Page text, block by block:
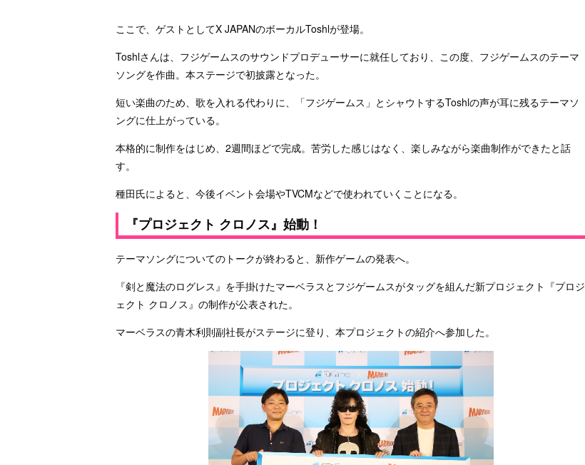
ここで、ゲストとしてX JAPANのボーカルToshlが登場。
Toshlさんは、フジゲームスのサウンドプロデューサーに就任しており、この度、フジゲームスのテーマ
ソングを作曲。本ステージで初披露となった。
短い楽曲のため、歌を入れる代わりに、「フジゲームス」とシャウトするToshlの声が耳に残るテーマソ
ングに仕上がっている。
本格的に制作をはじめ、2週間ほどで完成。苦労した感じはなく、楽しみながら楽曲制作ができたと話
す。
種田氏によると、今後イベント会場やTVCMなどで使われていくことになる。
『プロジェクト クロノス』始動！
テーマソングについてのトークが終わると、新作ゲームの発表へ。
『剣と魔法のログレス』を手掛けたマーベラスとフジゲームスがタッグを組んだ新プロジェクト『プロジ
ェクト クロノス』の制作が公表された。
マーベラスの青木利則副社長がステージに登り、本プロジェクトの紹介へ参加した。